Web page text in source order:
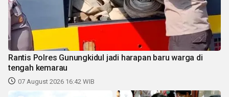
Rantis Polres Gunungkidul jadi harapan baru warga di
tengah kemarau
07 August 2026 16:42 WIB